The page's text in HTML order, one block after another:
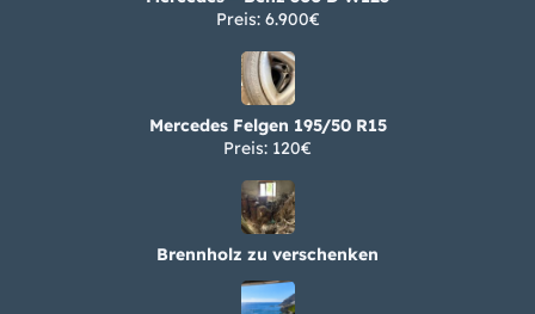
Preis: 6.900€
Mercedes Felgen 195/50 R15
Preis: 120€
Brennholz zu verschenken